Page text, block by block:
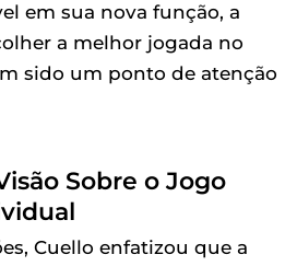
em sua nova função, a
a melhor jogada no
sido um ponto de atenção
Sobre o Jogo
Cuello enfatizou que a